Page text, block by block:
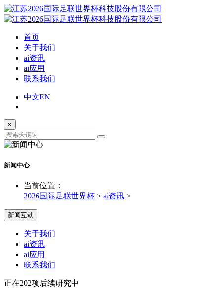
首页
关于我们
ai资讯
ai应用
联系我们
中文EN
×
新闻中心
当前位置：
2026国际足联世界杯 > ai资讯 >
新闻互动
关于我们
ai资讯
ai应用
联系我们
正在202项后续研究中